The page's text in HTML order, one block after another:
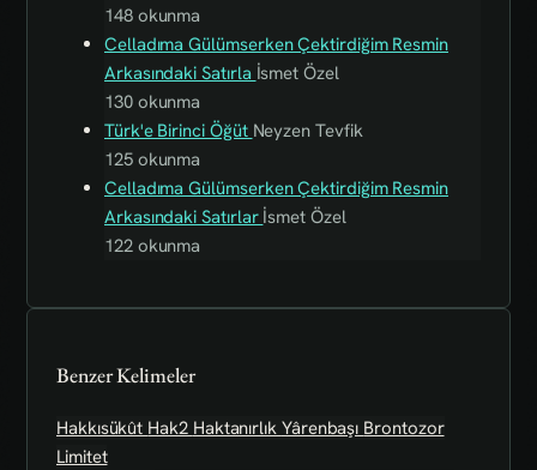
148 okunma
Celladıma Gülümserken Çektirdiğim Resmin
Arkasındaki Satırla İsmet Özel
130 okunma
Türk'e Birinci Öğüt Neyzen Tevfik
125 okunma
Celladıma Gülümserken Çektirdiğim Resmin
Arkasındaki Satırlar İsmet Özel
122 okunma
Benzer Kelimeler
Hakkısükût Hak2 Haktanırlık Yârenbaşı Brontozor
Limitet